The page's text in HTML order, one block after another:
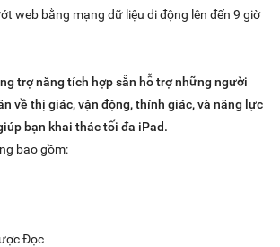
web bằng mạng dữ liệu di động lên đến 9 giờ
trợ năng tích hợp sẵn hỗ trợ những người
về thị giác, vận động, thính giác, và năng lực
bạn khai thác tối đa iPad.
bao gồm:
Đọc